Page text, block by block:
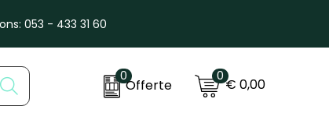
053 - 433 31 60
0
Offerte
0€ 0,00